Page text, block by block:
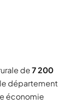
de7 200
département
économie